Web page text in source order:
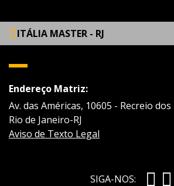
ITÁLIA MASTER - RJ
Endereço Matriz:
Av. das Américas, 10605 - Recreio
Rio de Janeiro-RJ
Aviso de Texto Legal
SIGA-NOS: